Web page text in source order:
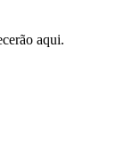
aqui.